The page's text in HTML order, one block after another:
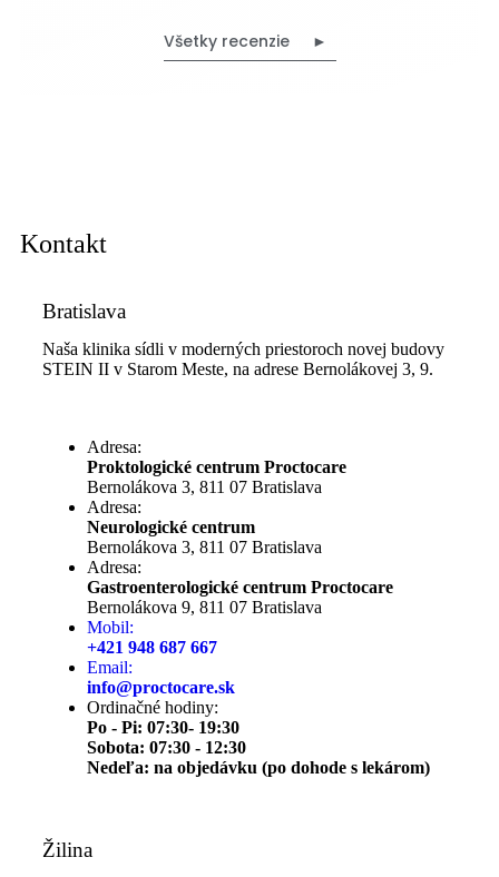
Všetky recenzie ►
Kontakt
Bratislava
Naša klinika sídli v moderných priestoroch novej budovy
STEIN II v Starom Meste, na adrese Bernolákovej 3, 9.
Adresa:
Proktologické centrum Proctocare
Bernolákova 3, 811 07 Bratislava
Adresa:
Neurologické centrum
Bernolákova 3, 811 07 Bratislava
Adresa:
Gastroenterologické centrum Proctocare
Bernolákova 9, 811 07 Bratislava
Mobil:
+421 948 687 667
Email:
info@proctocare.sk
Ordinačné hodiny:
Po - Pi: 07:30- 19:30
Sobota: 07:30 - 12:30
Nedeľa: na objedávku (po dohode s lekárom)
Žilina